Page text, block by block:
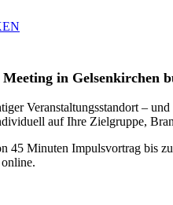
in Gelsenkirchen
Veranstaltungsstandort –
auf Ihre Zielgruppe,
45 Minuten Impulsvortrag bis